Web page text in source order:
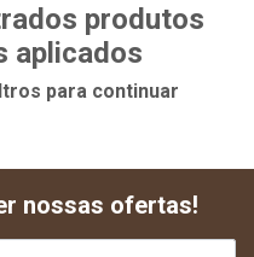
produtos
aplicados
para continuar
nossas ofertas!